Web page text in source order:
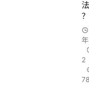
法
？
2